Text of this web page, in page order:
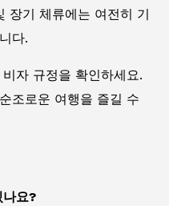
장기 체류에는 여전히 기
다.
자 규정을 확인하세요.
조로운 여행을 즐길 수
요?